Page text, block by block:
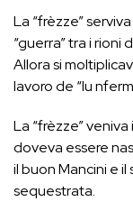
La “frèzze”
“guerra” tra i rioni
Allora si
lavoro de “lu
La “frèzze”
doveva essere
il buon Mancini e
sequestrata.